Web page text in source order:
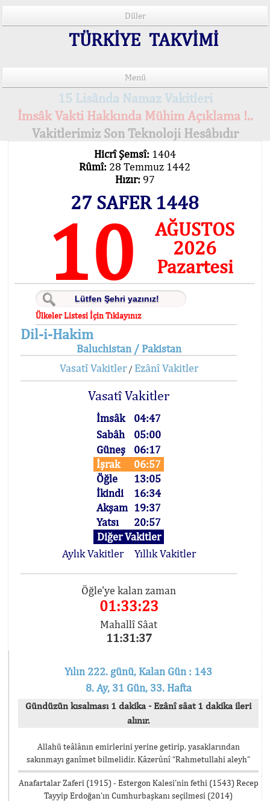
Diller
TÜRKİYE TAKVİMİ
Menü
15 Lisânda Namaz Vakitleri
İmsâk Vakti Hakkında Mühim Açıklama !..
Vakitlerimiz Son Teknoloji Hesâbıdır
Hicrî Şemsî: 1404
Rûmî: 28 Temmuz 1442
Hızır: 97
27 SAFER 1448
10
AĞUSTOS
2026
Pazartesi
Ülkeler Listesi İçin Tıklayınız
Dil-i-Hakim
Baluchistan / Pakistan
Vasatî Vakitler/ Ezânî Vakitler
Vasatî Vakitler
İmsâk
04:47
Sabâh
05:00
Güneş
06:17
İşrak
06:57
Öğle
13:05
İkindi
16:34
Akşam 19:37
Yatsı
20:57
Diğer Vakitler
Aylık Vakitler
Yıllık Vakitler
Öğle'ye kalan zaman
01:33:22
Mahallî Sâat
11:31:38
Yılın 222. günü, Kalan Gün : 143
8. Ay, 31 Gün, 33. Hafta
Gündüzün kısalması 1 dakika - Ezânî sâat 1 dakika ileri
alınır.
Allahü teâlânın emirlerini yerine getirip, yasaklarından
sakınmayı ganîmet bilmelidir. Kâzerûnî “Rahmetullahi aleyh”
Anafartalar Zaferi (1915) - Estergon Kalesi’nin fethi (1543) Recep
Tayyip Erdoğan’ın Cumhurbaşkanı seçilmesi (2014)